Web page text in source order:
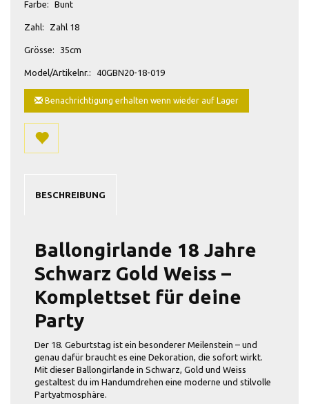
Farbe: Bunt
Zahl: Zahl 18
Grösse: 35cm
Model/Artikelnr.: 40GBN20-18-019
Benachrichtigung erhalten wenn wieder auf Lager
BESCHREIBUNG
Ballongirlande 18 Jahre
Schwarz Gold Weiss –
Komplettset für deine
Party
Der 18. Geburtstag ist ein besonderer Meilenstein – und
genau dafür braucht es eine Dekoration, die sofort wirkt.
Mit dieser Ballongirlande in Schwarz, Gold und Weiss
gestaltest du im Handumdrehen eine moderne und stilvolle
Partyatmosphäre.